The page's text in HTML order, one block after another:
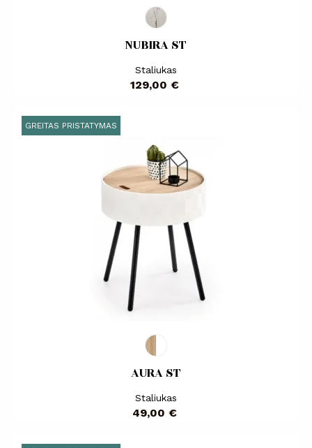
NUBIRA ST
Staliukas
Kaina
129,00 €
GREITAS PRISTATYMAS
AURA ST
Staliukas
Kaina
49,00 €